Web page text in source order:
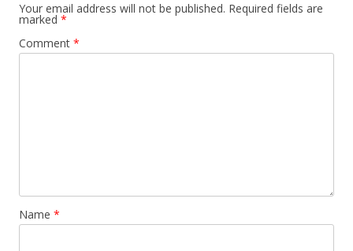
Your email address will not be published. Required fields are
marked *
Comment *
Name *